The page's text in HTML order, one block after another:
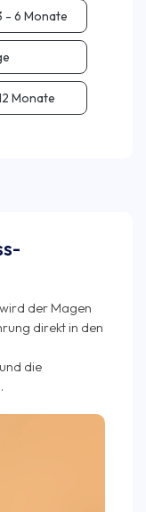
- 6 Monate
Monate
der Magen
direkt in den
die